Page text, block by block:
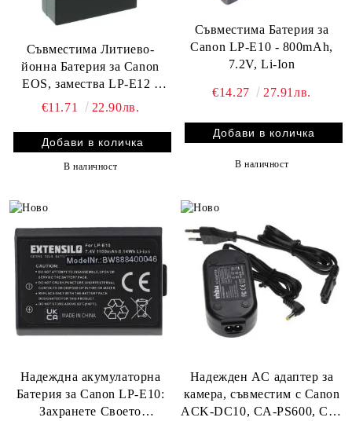
Съвместима Литиево-
йонна Батерия за Canon
EOS, замества LP-E12 -
670mAh, 7.2V, Li-Ion
€11.71 22.90лв.
В наличност
Съвместима Батерия за
Canon LP-E10 - 800mAh,
7.2V, Li-Ion
€14.27 27.91лв.
В наличност
Надеждна акумулаторна
Батерия за Canon LP-E10:
Захранете Своето
Надежден AC адаптер за
камера, съвместим с Canon
ACK-DC10, CA-PS600, CA-